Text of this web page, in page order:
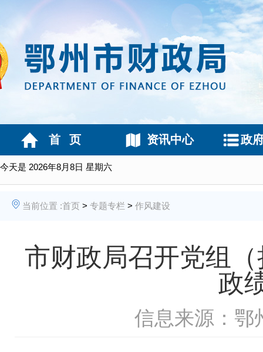
今天是 2026年8月8日 星期六
首 页 资讯中心 政
当前位置 :首页 > 专题专栏 > 作风建设
市财政局召开党组
政
信息来源：鄂